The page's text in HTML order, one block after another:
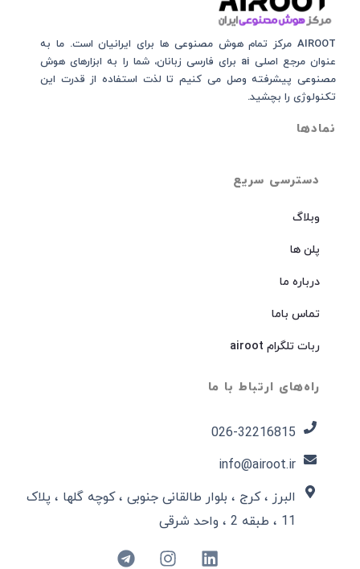
دسترسی سریع
وبلاگ
پلن ها
درباره ما
تماس باما
ربات تلگرام airoot
راه‌های ارتباط با ما
026-32216815​
info@airoot.ir
البرز ، کرج ، بلوار طالقانی جنوبی ، کوچه گلها ، پلاک
11 ، طبقه 2 ، واحد شرقی
AIROOT مرکز تمام هوش مصنوعی‌‌‌ ها برای ایرانیان است. ما به
عنوان مرجع اصلی ai برای فارسی زبانان، شما را به ابزارهای هوش
مصنوعی پیشرفته وصل می کنیم تا لذت استفاده از قدرت این
تکنولوژی را بچشید.
نمادها